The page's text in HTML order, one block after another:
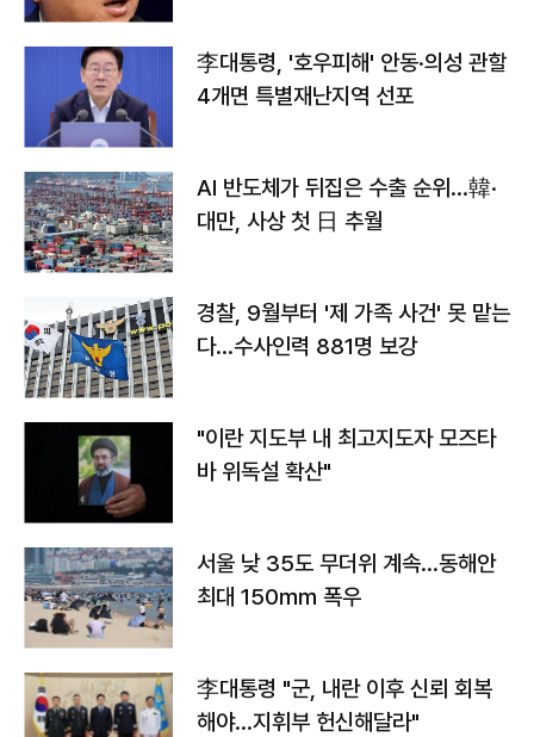
李대통령, '호우피해' 안동·의성 관할
4개면 특별재난지역 선포
AI 반도체가 뒤집은 수출 순위…韓·
대만, 사상 첫 日 추월
경찰, 9월부터 '제 가족 사건' 못 맡는
다…수사인력 881명 보강
"이란 지도부 내 최고지도자 모즈타
바 위독설 확산"
서울 낮 35도 무더위 계속…동해안
최대 150㎜ 폭우
李대통령 "군, 내란 이후 신뢰 회복
해야…지휘부 헌신해달라"